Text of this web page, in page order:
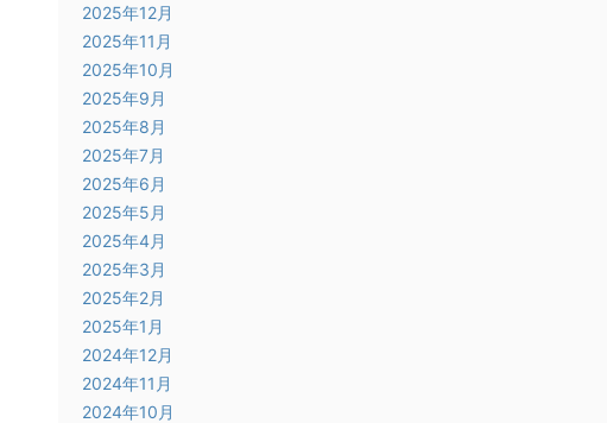
2025年12月
2025年11月
2025年10月
2025年9月
2025年8月
2025年7月
2025年6月
2025年5月
2025年4月
2025年3月
2025年2月
2025年1月
2024年12月
2024年11月
2024年10月